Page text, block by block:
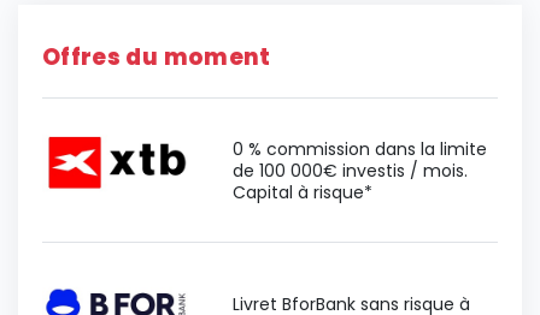
Offres du moment
0 % commission dans la limite
de 100 000€ investis / mois.
Capital à risque*
Livret BforBank sans risque à